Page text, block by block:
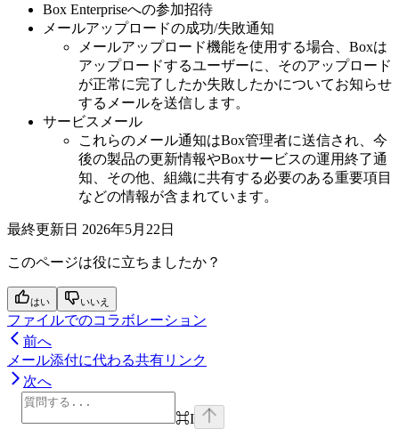
Box Enterpriseへの参加招待
メールアップロードの成功/失敗通知
メールアップロード機能を使用する場合、Boxは
アップロードするユーザーに、そのアップロード
が正常に完了したか失敗したかについてお知らせ
するメールを送信します。
サービスメール
これらのメール通知はBox管理者に送信され、今
後の製品の更新情報やBoxサービスの運用終了通
知、その他、組織に共有する必要のある重要項目
などの情報が含まれています。
最終更新日 2026年5月22日
このページは役に立ちましたか？
はい いいえ
ファイルでのコラボレーション
前へ
メール添付に代わる共有リンク
次へ
⌘I